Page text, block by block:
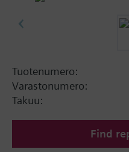
and Isolation Valves
Tuotenumero:
Varastonumero:
Takuu:
Find